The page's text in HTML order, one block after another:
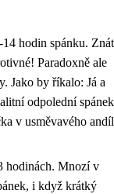
hodin spánku.
Paradoxně ale
Jako by říkalo: Já a
odpolední
v usměvavého
hodinách. Mnozí v
i když krátký